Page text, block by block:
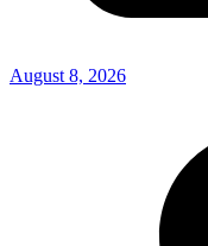
August 8, 2026